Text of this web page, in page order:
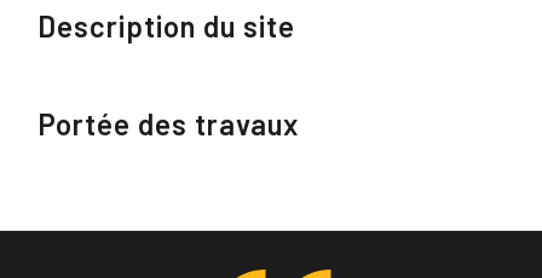
Description du site
Portée des travaux